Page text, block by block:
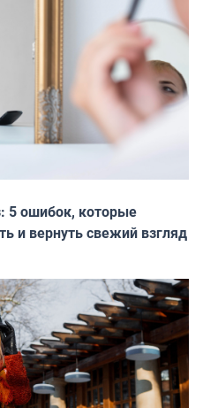
5 ошибок, которые
и вернуть свежий взгляд